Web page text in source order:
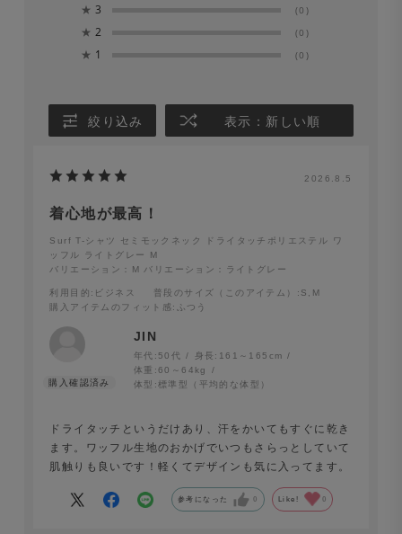
Surf T-シャツ セミモックネック 半袖 ドライタッチポリ
エステル ワッフル オフホワイト
ます。洗濯後は形を整えてすぐに日陰でつり干しにしてく
★ 3 (0)
★ 2 (0)
★ 1 (0)
絞り込み 表示：新しい順
2026.8.5
着心地が最高！
Surf T-シャツ セミモックネック ドライタッチポリエステル ワ
ッフル ライトグレー M
バリエーション：M バリエーション：ライトグレー
利用目的 :ビジネス 普段のサイズ（このアイテム）
:S,M
購入アイテムのフィット感:ふつう
JIN
年代: 50代 身長: 161～165cm
体重:60～64kg
体型:標準型（平均的な体型）
ドライタッチというだけあり、汗をかいてもすぐに乾き
ます。ワッフル生地のおかげでいつもさらっとしていて
肌触りも良いです！軽くてデザインも気に入ってます。
参考になった 0 Like! 0